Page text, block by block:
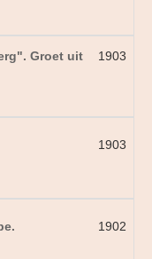
Groet uit
1903
1903
1902